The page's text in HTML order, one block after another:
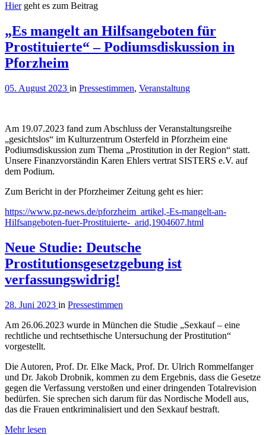
Hiergeht es zum Beitrag
„Es mangelt an Hilfsangeboten für
Prostituierte“ – Podiumsdiskussion in
Pforzheim
05. August 2023 in Pressestimmen, Veranstaltung
Am 19.07.2023 fand zum Abschluss der Veranstaltungsreihe
„gesichtslos“ im Kulturzentrum Osterfeld in Pforzheim eine
Podiumsdiskussion zum Thema „Prostitution in der Region“ statt.
Unsere Finanzvorständin Karen Ehlers vertrat SISTERS e.V. auf
dem Podium.
Zum Bericht in der Pforzheimer Zeitung geht es hier:
https://www.pz-news.de/pforzheim_artikel,-Es-mangelt-an-
Hilfsangeboten-fuer-Prostituierte-_arid,1904607.html
Neue Studie: Deutsche
Prostitutionsgesetzgebung ist
verfassungswidrig!
28. Juni 2023 in Pressestimmen
Am 26.06.2023 wurde in München die Studie „Sexkauf – eine
rechtliche und rechtsethische Untersuchung der Prostitution“
vorgestellt.
Die Autoren, Prof. Dr. Elke Mack, Prof. Dr. Ulrich Rommelfanger
und Dr. Jakob Drobnik, kommen zu dem Ergebnis, dass die Gesetze
gegen die Verfassung verstoßen und einer dringenden Totalrevision
bedürfen. Sie sprechen sich darum für das Nordische Modell aus,
das die Frauen entkriminalisiert und den Sexkauf bestraft.
Mehr lesen